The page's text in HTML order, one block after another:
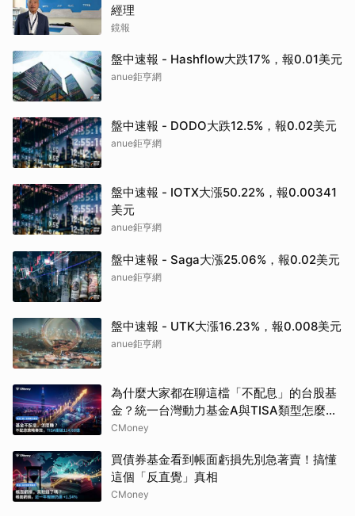
經理
鏡報
盤中速報 - Hashflow大跌17%，報0.01美元
anue鉅亨網
盤中速報 - DODO大跌12.5%，報0.02美元
anue鉅亨網
盤中速報 - IOTX大漲50.22%，報0.00341
美元
anue鉅亨網
盤中速報 - Saga大漲25.06%，報0.02美元
anue鉅亨網
盤中速報 - UTK大漲16.23%，報0.008美元
anue鉅亨網
為什麼大家都在聊這檔「不配息」的台股基
金？統一台灣動力基金A與TISA類型怎麼
選？
CMoney
買債券基金看到帳面虧損先別急著賣！搞懂
這個「反直覺」真相
CMoney